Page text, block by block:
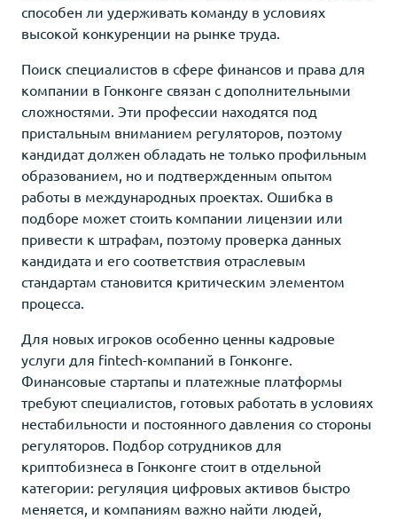
способен ли удерживать команду в условиях
высокой конкуренции на рынке труда.
Поиск специалистов в сфере финансов и права для
компании в Гонконге связан с дополнительными
сложностями. Эти профессии находятся под
пристальным вниманием регуляторов, поэтому
кандидат должен обладать не только профильным
образованием, но и подтвержденным опытом
работы в международных проектах. Ошибка в
подборе может стоить компании лицензии или
привести к штрафам, поэтому проверка данных
кандидата и его соответствия отраслевым
стандартам становится критическим элементом
процесса.
Для новых игроков особенно ценны кадровые
услуги для fintech-компаний в Гонконге.
Финансовые стартапы и платежные платформы
требуют специалистов, готовых работать в условиях
нестабильности и постоянного давления со стороны
регуляторов. Подбор сотрудников для
криптобизнеса в Гонконге стоит в отдельной
категории: регуляция цифровых активов быстро
меняется, и компаниям важно найти людей,